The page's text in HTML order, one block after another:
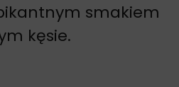
smakiem
kęsie.